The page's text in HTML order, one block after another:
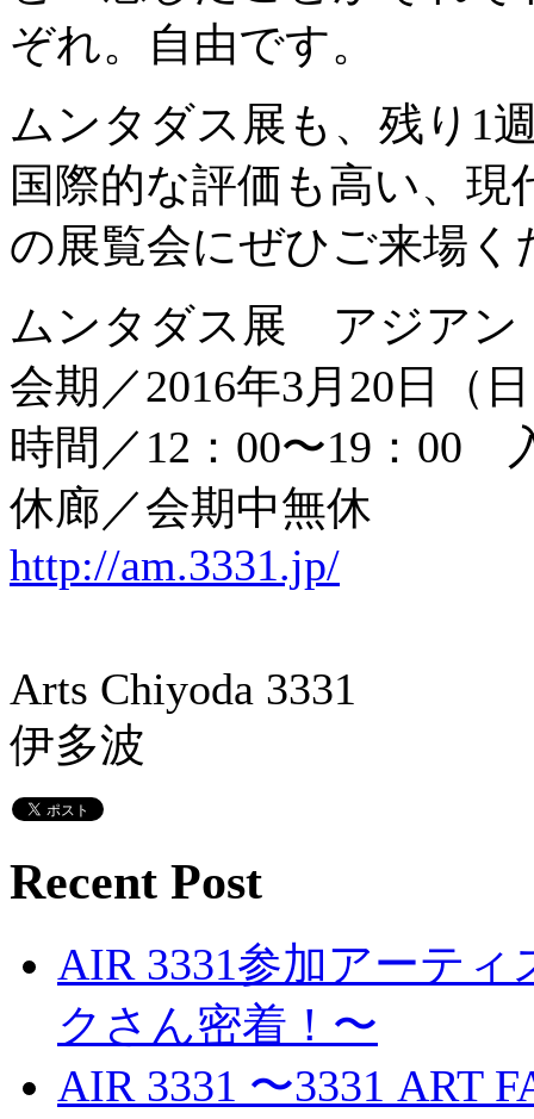
ぞれ。自由です。
ムンタダス展も、残り1
国際的な評価も高い、
の展覧会にぜひご来場く
ムンタダス展 アジアン
会期／2016年3月20日（
時間／12：00〜19：00
休廊／会期中無休
http://am.3331.jp/
Arts Chiyoda 3331
伊多波
Recent Post
AIR 3331参加アーテ
クさん密着！〜
AIR 3331 〜3331 ART